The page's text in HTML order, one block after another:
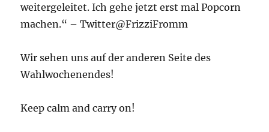
weitergeleitet. Ich gehe jetzt erst mal Popcorn
machen.“ – Twitter@FrizziFromm
Wir sehen uns auf der anderen Seite des
Wahlwochenendes!
Keep calm and carry on!